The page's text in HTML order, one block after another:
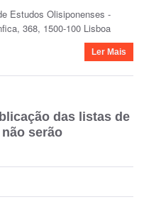
Estudos Olisiponenses -
368, 1500-100 Lisboa
Ler Mais
das listas de
serão